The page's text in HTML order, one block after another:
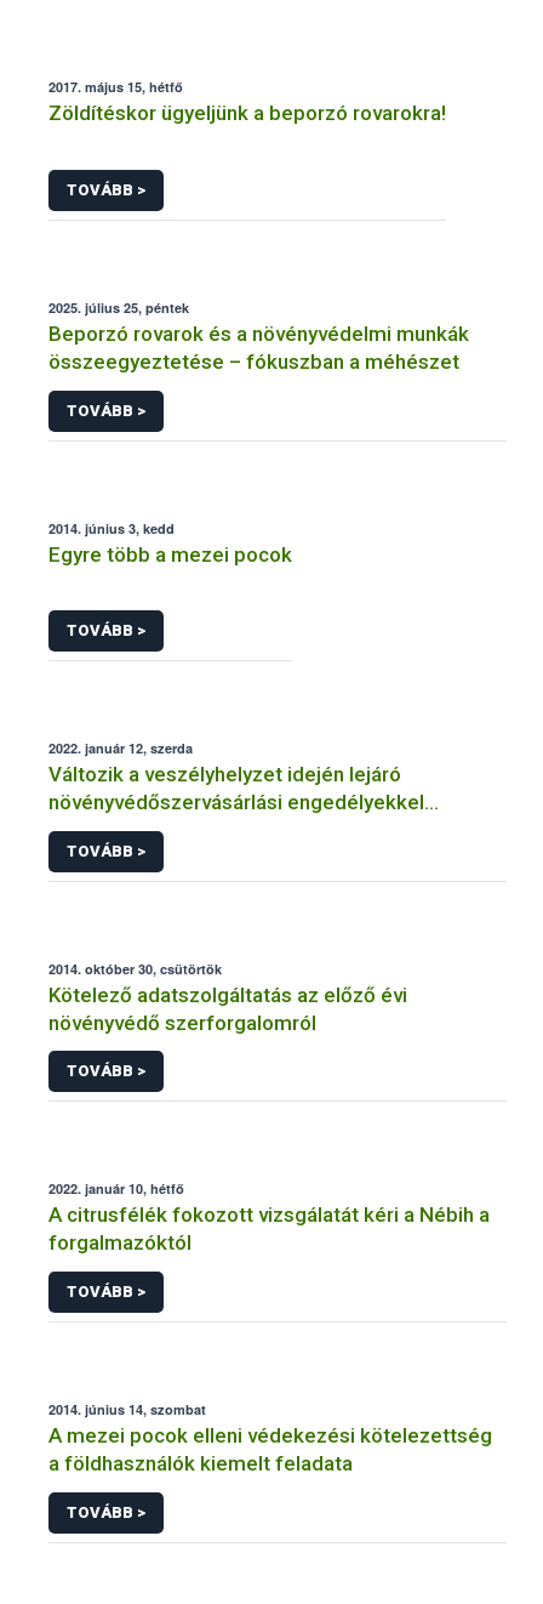
2017. május 15, hétfő
Zöldítéskor ügyeljünk a beporzó rovarokra!
TOVÁBB >
2025. július 25, péntek
Beporzó rovarok és a növényvédelmi munkák
összeegyeztetése – fókuszban a méhészet
TOVÁBB >
2014. június 3, kedd
Egyre több a mezei pocok
TOVÁBB >
2022. január 12, szerda
Változik a veszélyhelyzet idején lejáró
növényvédőszervásárlási engedélyekkel
kapcsolatos szabályozás
TOVÁBB >
2014. október 30, csütörtök
Kötelező adatszolgáltatás az előző évi
növényvédő szerforgalomról
TOVÁBB >
2022. január 10, hétfő
A citrusfélék fokozott vizsgálatát kéri a Nébih a
forgalmazóktól
TOVÁBB >
2014. június 14, szombat
A mezei pocok elleni védekezési kötelezettség
a földhasználók kiemelt feladata
TOVÁBB >